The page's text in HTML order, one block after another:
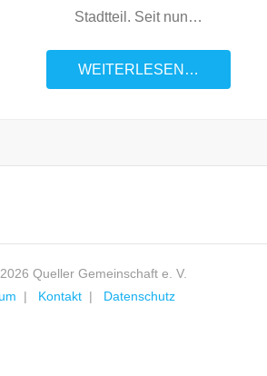
Stadtteil. Seit nun…
WEITERLESEN…
Queller Gemeinschaft e. V.
Kontakt Datenschutz